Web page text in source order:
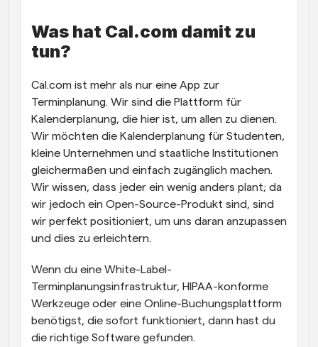
Was hat Cal.com damit zu
tun?
Cal.com ist mehr als nur eine App zur
Terminplanung. Wir sind die Plattform für
Kalenderplanung, die hier ist, um allen zu dienen.
Wir möchten die Kalenderplanung für Studenten,
kleine Unternehmen und staatliche Institutionen
gleichermaßen und einfach zugänglich machen.
Wir wissen, dass jeder ein wenig anders plant; da
wir jedoch ein Open-Source-Produkt sind, sind
wir perfekt positioniert, um uns daran anzupassen
und dies zu erleichtern.
Wenn du eine White-Label-
Terminplanungsinfrastruktur, HIPAA-konforme
Werkzeuge oder eine Online-Buchungsplattform
benötigst, die sofort funktioniert, dann hast du
die richtige Software gefunden.